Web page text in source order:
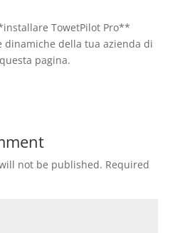
TowetPilot Pro**
dinamiche della tua azienda di
pagina.
not be published. Required